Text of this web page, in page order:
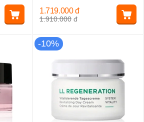
1.910.000 đ
1.719.000 đ
-10%